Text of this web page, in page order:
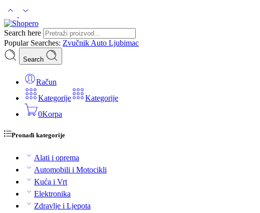
Search here
Popular Searches: Zvučnik Auto Ljubimac
Search
Račun
Kategorije
Kategorije
0Korpa
Pronađi kategorije
Alati i oprema
Automobili i Motocikli
Kuća i Vrt
Elektronika
Zdravlje i Ljepota